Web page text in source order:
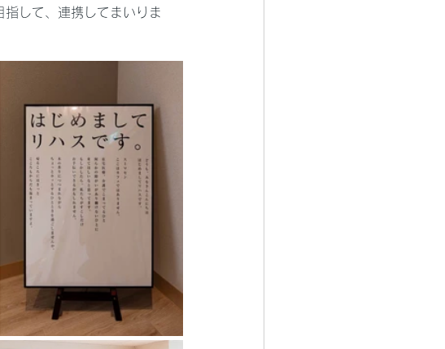
指して、連携してまいりま